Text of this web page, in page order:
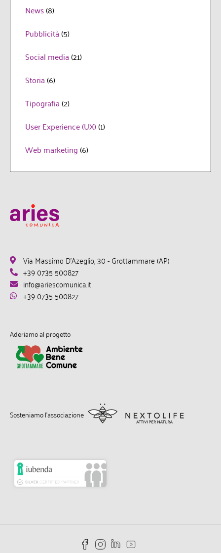
News(8)
Pubblicità(5)
Social media(21)
Storia(6)
Tipografia(2)
User Experience (UX)(1)
Web marketing(6)
Via Massimo D'Azeglio, 30 - Grottammare (AP)
+39 0735 500827
info@ariescomunica.it
+39 0735 500827
Aderiamo al progetto
Sosteniamo l’associazione